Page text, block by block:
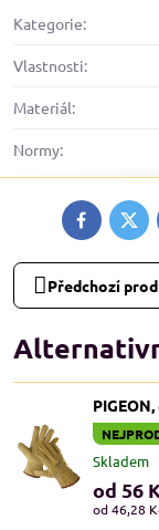
Kategorie:
Vlastnosti:
Materiál:
Normy:
Facebook
Předchozí
Skladem
od 56
od 46,28